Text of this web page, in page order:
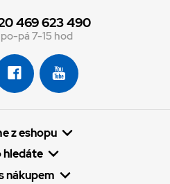
469 623 490
po-pá 7-15 hod
z eshopu
hledáte
nákupem